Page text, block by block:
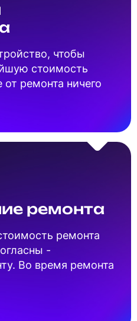
чтобы
стоимость
ремонта ничего
ремонта
ремонта
-
Во время ремонта